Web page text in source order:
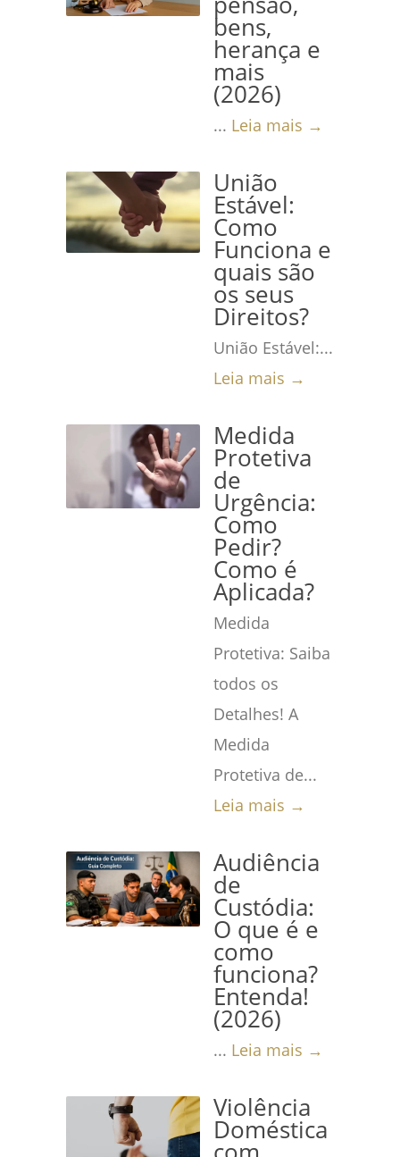
bens,
herança e
mais
(2026)
... Leia mais →
União
Estável:
Como
Funciona e
quais são
os seus
Direitos?
União Estável:...
Leia mais →
Medida
Protetiva
de
Urgência:
Como
Pedir?
Como é
Aplicada?
Medida
Protetiva: Saiba
todos os
Detalhes! A
Medida
Protetiva de...
Leia mais →
Audiência
de
Custódia:
O que é e
como
funciona?
Entenda!
(2026)
... Leia mais →
Violência
Doméstica